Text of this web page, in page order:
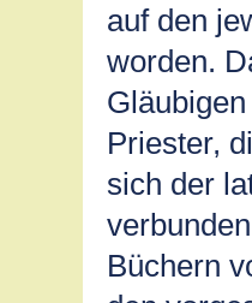
auf den
worden.
Priester,
sich der
Büchern